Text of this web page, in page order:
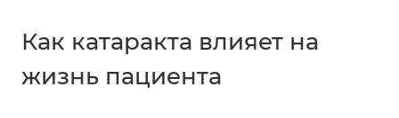
Как катаракта влияет на
жизнь пациента